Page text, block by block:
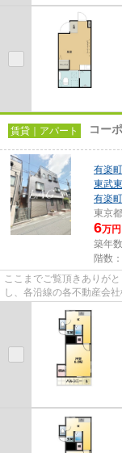
賃貸｜アパート コー
有楽
東武
有楽
東京都
6万円
築年
階数
ここまでご覧頂きありが
し、各沿線の各不動産会